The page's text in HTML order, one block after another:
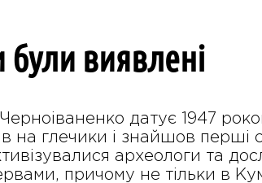
були виявлені
датує 1947
на глечики і знайшов перші
археологи та
причому не тільки в